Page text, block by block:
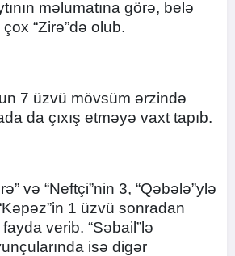
məlumatına görə, belə
“Zirə”də olub.
7 üzvü mövsüm ərzində
da çıxış etməyə vaxt tapıb.
və “Neftçi”nin 3, “Qəbələ”ylə
1 üzvü sonradan
verib. “Səbail”lə
isə digər